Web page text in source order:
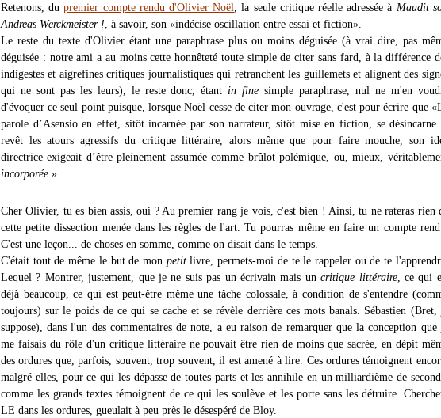
Retenons, dupremier compte rendu d'Olivier Noël , la seule critique réelle adressée à Maudit
Andreas Werckmeister ! , à savoir, son «indécise oscillation entre essai et fiction».
Le reste du texte d'Olivier étant une paraphrase plus ou moins déguisée (à vrai dire, pas
déguisée : notre ami a au moins cette honnêteté toute simple de citer sans fard, à la différence
indigestes et aigrefines critiques journalistiques qui retranchent les guillemets et alignent des
qui ne sont pas les leurs), le reste donc, étant in fine simple paraphrase, nul ne m'en
d'évoquer ce seul point puisque, lorsque Noël cesse de citer mon ouvrage, c'est pour écrire que
parole d’Asensio en effet, sitôt incarnée par son narrateur, sitôt mise en fiction, se désincarne
revêt les atours agressifs du critique littéraire, alors même que pour faire mouche, son
directrice exigeait d’être pleinement assumée comme brûlot polémique, ou, mieux,
incorporée .»
Cher Olivier, tu es bien assis, oui ? Au premier rang je vois, c'est bien ! Ainsi, tu ne rateras rien
cette petite dissection menée dans les règles de l'art. Tu pourras même en faire un compte
C'est une leçon... de choses en somme, comme on disait dans le temps.
C'était tout de même le but de mon petitlivre, permets-moi de te le rappeler ou de te
Lequel ? Montrer, justement, que je ne suis pas un écrivain mais uncritique littéraire, ce qui
déjà beaucoup, ce qui est peut-être même une tâche colossale, à condition de s'entendre
toujours) sur le poids de ce qui se cache et se révèle derrière ces mots banals. Sébastien (Bret,
suppose), dans l'un des commentaires de note, a eu raison de remarquer que la conception que
me faisais du rôle d'un critique littéraire ne pouvait être rien de moins que sacrée, en dépit
des ordures que, parfois, souvent, trop souvent, il est amené à lire. Ces ordures témoignent
malgré elles, pour ce qui les dépasse de toutes parts et les annihile en un milliardième de
comme les grands textes témoignent de ce qui les soulève et les porte sans les détruire.
LE dans les ordures, gueulait à peu près le désespéré de Bloy.